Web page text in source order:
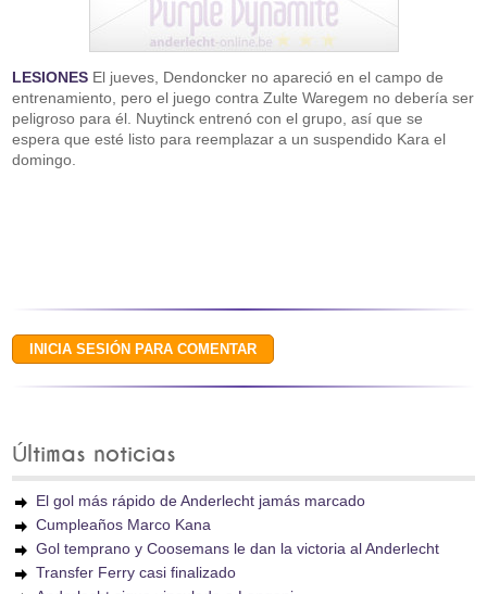
LESIONES El jueves, Dendoncker no apareció en el campo de
entrenamiento, pero el juego contra Zulte Waregem no debería ser
peligroso para él. Nuytinck entrenó con el grupo, así que se
espera que esté listo para reemplazar a un suspendido Kara el
domingo.
Últimas noticias
El gol más rápido de Anderlecht jamás marcado
Cumpleaños Marco Kana
Gol temprano y Coosemans le dan la victoria al Anderlecht
Transfer Ferry casi finalizado